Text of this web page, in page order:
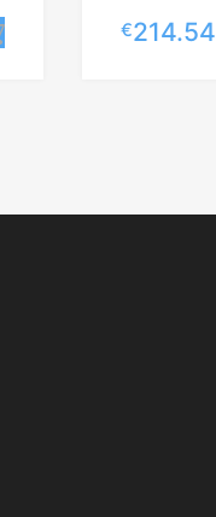
Lisa korvi
€214.54